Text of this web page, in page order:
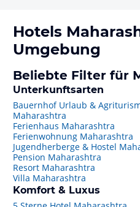
Hotels
Umgebung
Beliebte Filter für
Unterkunftsarten
Bauernhof Urlaub &
Maharashtra
Ferienhaus Maharashtra
Ferienwohnung Maharashtra
Jugendherberge & Hostel
Pension Maharashtra
Resort Maharashtra
Villa Maharashtra
Komfort & Luxus